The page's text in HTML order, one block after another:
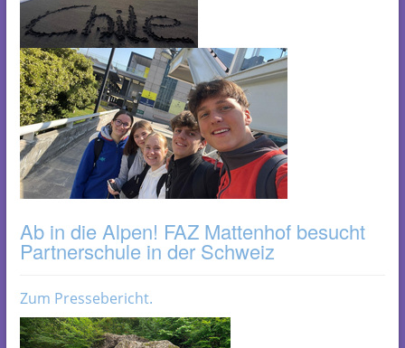
Ab in die Alpen! FAZ Mattenhof besucht
Partnerschule in der Schweiz
Zum Pressebericht.